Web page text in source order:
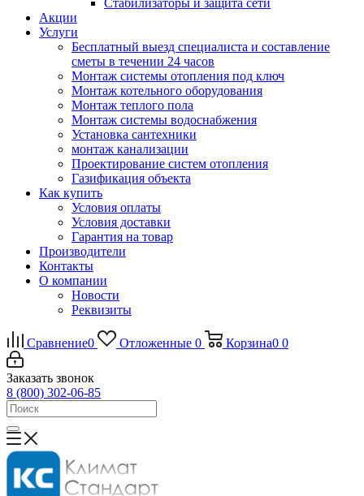
Стабилизаторы и защита сети
Акции
Услуги
Бесплатный выезд специалиста и составление
сметы в течении 24 часов
Монтаж системы отопления под ключ
Монтаж котельного оборудования
Монтаж теплого пола
Монтаж системы водоснабжения
Установка сантехники
монтаж канализации
Проектирование систем отопления
Газификация объекта
Как купить
Условия оплаты
Условия доставки
Гарантия на товар
Производители
Контакты
О компании
Новости
Реквизиты
Сравнение0 Отложенные 0 Корзина0 0
Заказать звонок
8 (800) 302-06-85